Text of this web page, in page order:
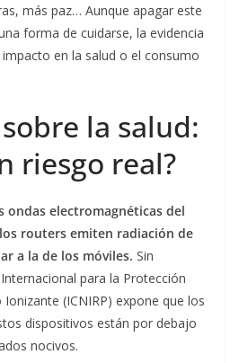
más paz… Aunque apagar este
forma de cuidarse, la evidencia
en la salud o el consumo
la salud:
riesgo real?
ondas electromagnéticas del
routers emiten radiación de
a la de los móviles. Sin
para la Protección
(ICNIRP) expone que los
dispositivos están por debajo
nocivos.